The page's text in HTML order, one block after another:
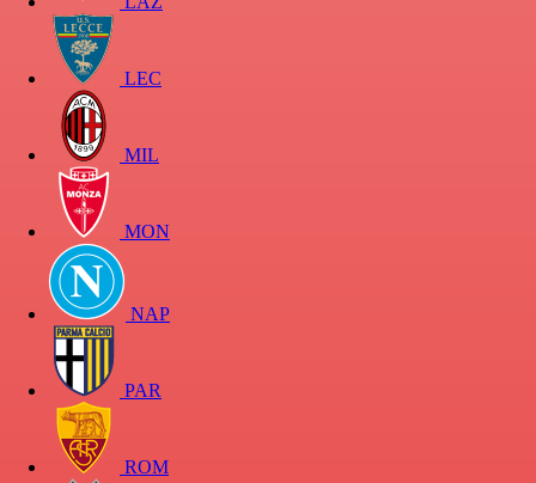
LEC
MIL
MON
NAP
PAR
ROM